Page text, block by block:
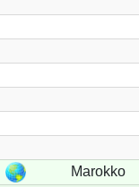
Marokko